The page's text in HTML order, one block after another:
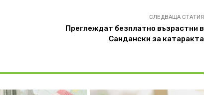
СЛЕДВАЩА СТАТИЯ
Преглеждат безплатно възрастни в
Сандански за катаракта